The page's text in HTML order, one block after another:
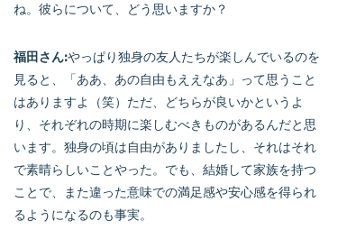
ね。彼らについて、どう思いますか？
福田さん:やっぱり独身の友人たちが楽しんでいるのを
見ると、「ああ、あの自由もええなあ」って思うこと
はありますよ（笑）ただ、どちらが良いかというよ
り、それぞれの時期に楽しむべきものがあるんだと思
います。独身の頃は自由がありましたし、それはそれ
で素晴らしいことやった。でも、結婚して家族を持つ
ことで、また違った意味での満足感や安心感を得られ
るようになるのも事実。